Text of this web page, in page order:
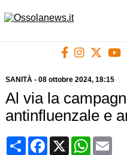
SANITÀ- 08 ottobre 2024, 18:15
Al via la
antinfluenzale e
CondividiFacebook
X